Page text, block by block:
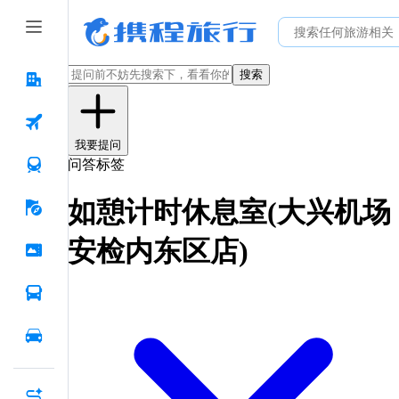
搜索
我要提问
问答标签
如憩计时休息室(大兴机场
安检内东区店)